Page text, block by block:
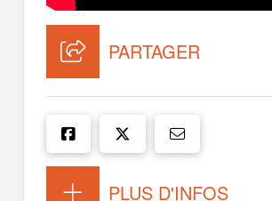
PARTAGER
PLUS D'INFOS